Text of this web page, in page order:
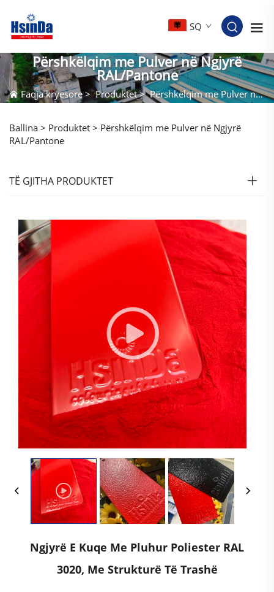
SQ
Përshkëlqim me Pulver në Ngjyrë
RAL/Pantone
Faqja kryesore>Produktet>Përshkëlqim me Pulver në Ngjyrë RAL/Pantone
Ballina > Produktet > Përshkëlqim me Pulver në Ngjyrë
RAL/Pantone
TË GJITHA PRODUKTET
Ngjyrë E Kuqe Me Pluhur Poliester RAL
3020, Me Strukturë Të Trashë